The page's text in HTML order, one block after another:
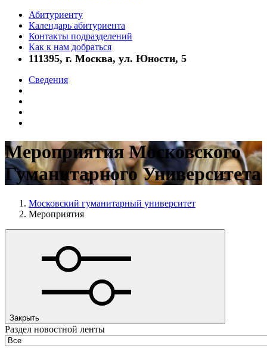
Абитуриенту
Календарь абитуриента
Контакты подразделений
Как к нам добраться
111395, г. Москва, ул. Юности, 5
Сведения
Мероприятия Московского
Гуманитарного Университета
Московский гуманитарный университет
Мероприятия
Закрыть
Раздел новостной ленты